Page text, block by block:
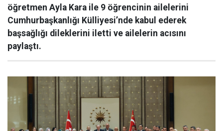
öğretmen Ayla Kara ile 9 öğrencinin ailelerini
Cumhurbaşkanlığı Külliyesi’nde kabul ederek
başsağlığı dileklerini iletti ve ailelerin acısını
paylaştı.